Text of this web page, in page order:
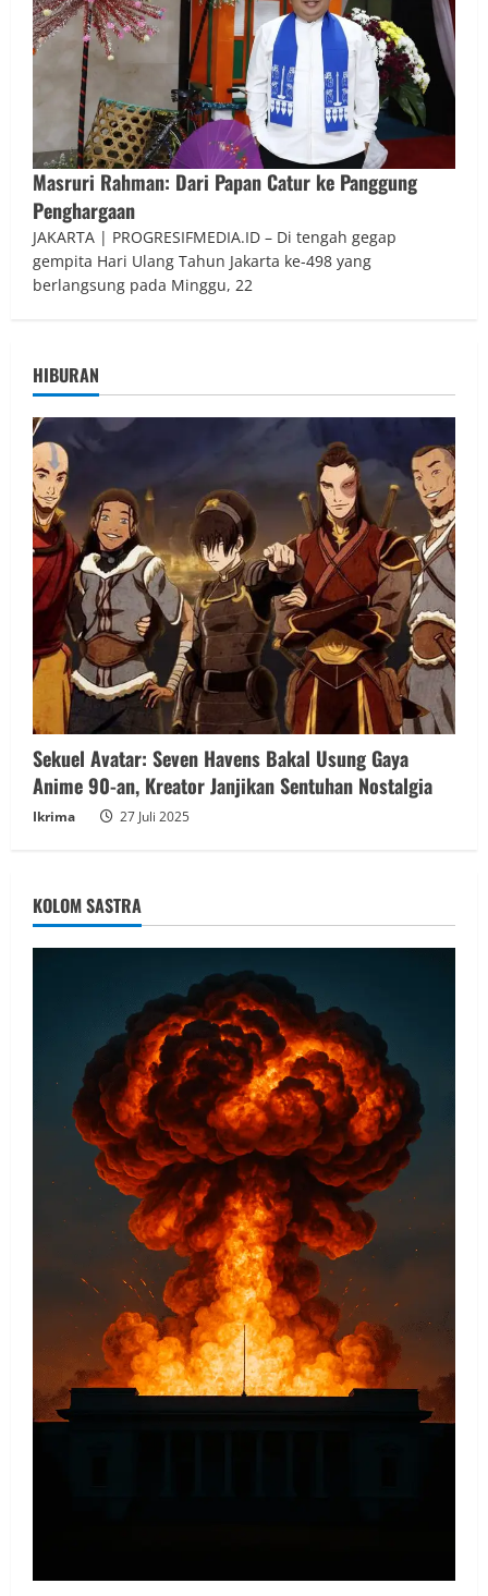
Masruri Rahman: Dari Papan Catur ke Panggung
Penghargaan
JAKARTA | PROGRESIFMEDIA.ID – Di tengah gegap
gempita Hari Ulang Tahun Jakarta ke-498 yang
berlangsung pada Minggu, 22
HIBURAN
Sekuel Avatar: Seven Havens Bakal Usung Gaya
Anime 90-an, Kreator Janjikan Sentuhan Nostalgia
Ikrima 27 Juli 2025
KOLOM SASTRA